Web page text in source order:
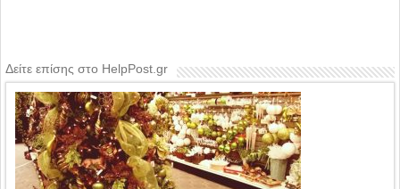
Δείτε επίσης στο HelpPost.gr